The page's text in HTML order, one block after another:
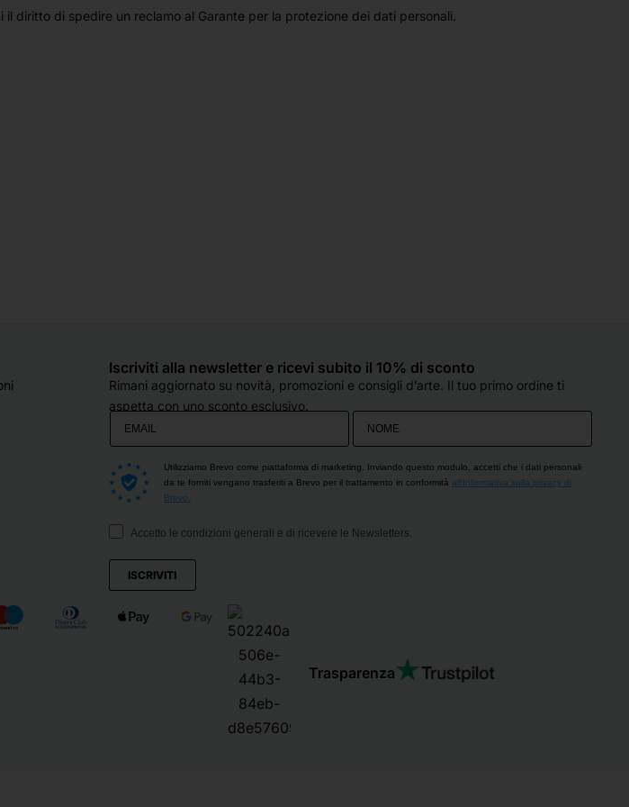
diritto di spedire un reclamo al Garante per la protezione dei dati personali.
Iscriviti alla newsletter e ricevi subito il 10% di sconto
Rimani aggiornato su novità, promozioni e consigli d’arte. Il tuo primo ordine ti
aspetta con uno sconto esclusivo.
Utilizziamo Brevo come piattaforma di marketing. Inviando questo modulo, accetti che i dati personali
da te forniti vengano trasferiti a Brevo per il trattamento in conformità all'Informativa sulla privacy di
Brevo.
Accetto le condizioni generali e di ricevere le Newsletters.
ISCRIVITI
Trasparenza